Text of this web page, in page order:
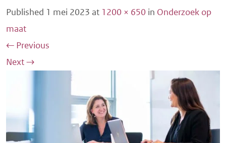
Published 1 mei 2023 at 1200 × 650 in Onderzoek op
maat
← Previous
Next→